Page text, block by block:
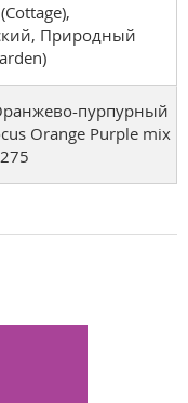
Природный
пурпурный
Orange Purple mix